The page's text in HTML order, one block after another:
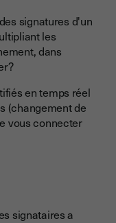
signatures d'un
les
dans
en temps réel
(changement de
vous connecter
signataires a